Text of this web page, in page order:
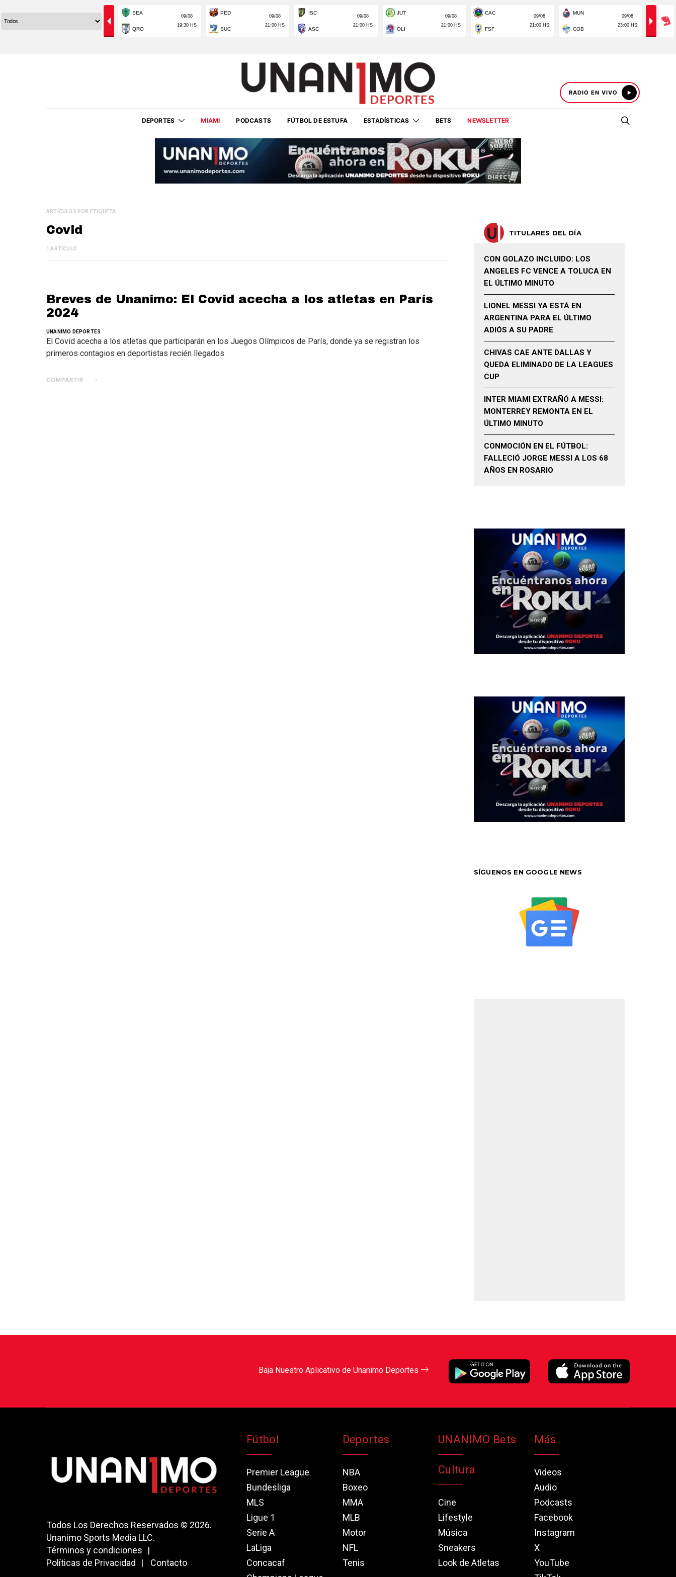
RADIO EN VIVO
DEPORTES MIAMI PODCASTS FÚTBOL DE ESTUFA ESTADÍSTICAS BETS NEWSLETTER
ARTÍCULOS POR ETIQUETA
Covid
1 ARTÍCULO
Breves de Unanimo: El Covid acecha a los atletas en París
2024
UNANIMO DEPORTES
El Covid acecha a los atletas que participarán en los Juegos Olímpicos de París, donde ya se registran los
primeros contagios en deportistas recién llegados
COMPARTIR
TITULARES DEL DÍA
CON GOLAZO INCLUIDO: LOS
ANGELES FC VENCE A TOLUCA EN
EL ÚLTIMO MINUTO
LIONEL MESSI YA ESTÁ EN
ARGENTINA PARA EL ÚLTIMO
ADIÓS A SU PADRE
CHIVAS CAE ANTE DALLAS Y
QUEDA ELIMINADO DE LA LEAGUES
CUP
INTER MIAMI EXTRAÑÓ A MESSI:
MONTERREY REMONTA EN EL
ÚLTIMO MINUTO
CONMOCIÓN EN EL FÚTBOL:
FALLECIÓ JORGE MESSI A LOS 68
AÑOS EN ROSARIO
SÍGUENOS EN GOOGLE NEWS
Baja Nuestro Aplicativo de Unanimo Deportes
Todos Los Derechos Reservados © 2026.
Unanimo Sports Media LLC.
Términos y condiciones
Políticas de Privacidad
Contacto
Fútbol
Premier League
Bundesliga
MLS
Ligue 1
Serie A
LaLiga
Concacaf
Deportes
NBA
Boxeo
MMA
MLB
Motor
NFL
Tenis
UNANIMO Bets
Cultura
Cine
Lifestyle
Música
Sneakers
Look de Atletas
Más
Videos
Audio
Podcasts
Facebook
Instagram
X
YouTube